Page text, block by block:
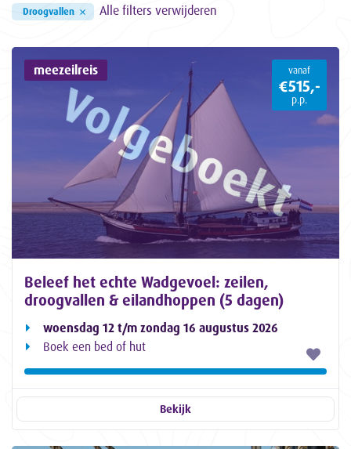
Droogvallen × Alle filters verwijderen
meezeilreis vanaf
€515,-
p.p.
Beleef het echte Wadgevoel: zeilen,
droogvallen & eilandhoppen (5 dagen)
woensdag 12 t/m zondag 16 augustus 2026
Boek een bed of hut
Bekijk